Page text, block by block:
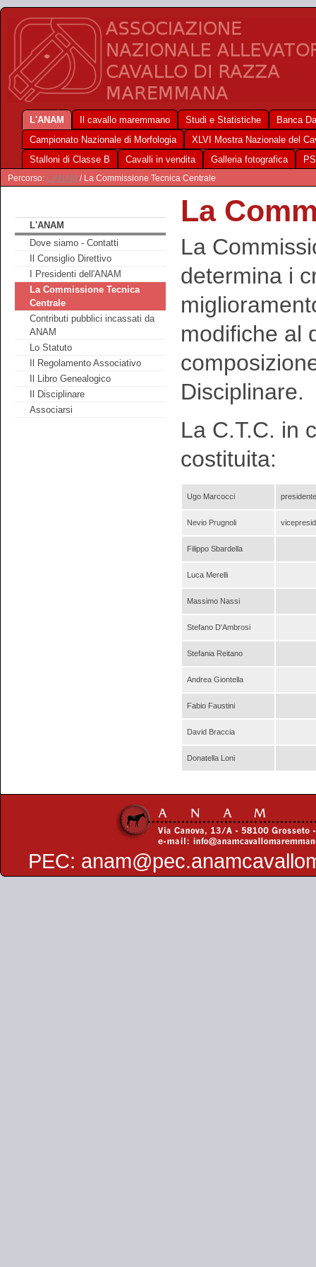
L'ANAM Il cavallo maremmano Studi e Statistiche
Banca
Campionato Nazionale di Morfologia
XLVI Mostra Nazionale del
Stalloni di Classe B
Cavalli in vendita Galleria fotografica
Percorso: L'ANAM / La Commissione Tecnica Centrale
L'ANAM
Dove siamo - Contatti
Il Consiglio Direttivo
I Presidenti dell'ANAM
La Commissione Tecnica
Centrale
Contributi pubblici incassati da
ANAM
Lo Statuto
Il Regolamento Associativo
Il Libro Genealogico
Il Disciplinare
Associarsi
La
La
determina i
modifiche al
Disciplinare.
La C.T.C. in
costituita:
Ugo Marcocci presidente
Nevio Prugnoli
Filippo Sbardella
Luca Merelli
Massimo Nassi
Stefano D'Ambrosi
Stefania Reitano
Andrea Giontella
Fabio Faustini
David Braccia
Donatella Loni
PEC: